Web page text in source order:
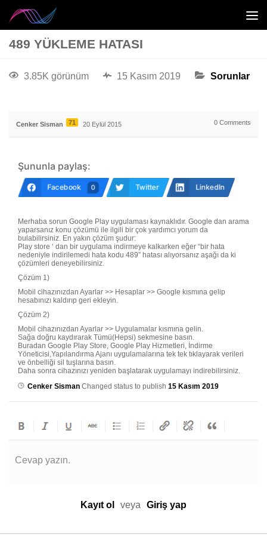
489 YÜKLEME HATASI
3.85K görünüm 15 Kasım 2019 Sorunlar
Cenker Sisman 71 20 Eylül 2015 0 Comments
Şununla paylaş:
Facebook 0 Twitter LinkedIn
Merhaba sorun Google Play uygulaması kaynaklıdır. Google dan arama
yaparsanız konu çözümü ile ilgili bir çok yardımcı yorum da
bulabilirsiniz. En yakın çözüm şudur:
Play store ‘ dan bir uygulama indirmeye kalkarken eğer “bir hata
nedeniyle indirilemedi hata kodu 489” hatası alıyorsanız aşağı da ki
çözümleri deneyebilirsiniz.
Çözüm 1)
Mobil cihazınızdan Ayarlar >> Hesaplar >> Google kısmına gelip
hesabınızı kaldırıp geri ekleyin.
Çözüm 2)
Mobil cihazınızdan Ayarlar >> Uygulamalar kısmına gelin.
Sağa doğru kaydırarak Tümü(Hepsi) sekmesine basın.
Buradan Google Play Store, Google Play Hizmetleri, İndirme
Yöneticisi,Yapılandırma Ajanı uygulamalarına tek tek tıklayarak verileri
ve önbelliği sil tuşlarına basın.
Daha sonra cihazınızı yeniden başlatarak uygulamayı indirebilirsiniz.
Cenker Sisman Changed status to publish 15 Kasım 2019
Cevap yazın.
Kayıt ol veya Giriş yap